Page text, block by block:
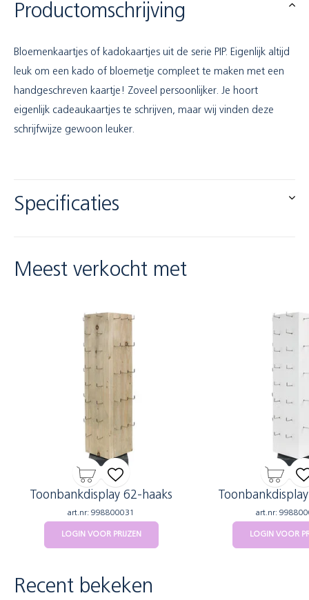
Productomschrijving
Bloemenkaartjes of kadokaartjes uit de serie PIP. Eigenlijk altijd
leuk om een kado of bloemetje compleet te maken met een
handgeschreven kaartje! Zoveel persoonlijker. Je hoort
eigenlijk cadeaukaartjes te schrijven, maar wij vinden deze
schrijfwijze gewoon leuker.
Specificaties
Meest verkocht met
Toonbankdisplay 62-haaks
art.nr: 998800031
LOGIN VOOR PRIJZEN
art.nr:
LOGIN VOOR
Recent bekeken